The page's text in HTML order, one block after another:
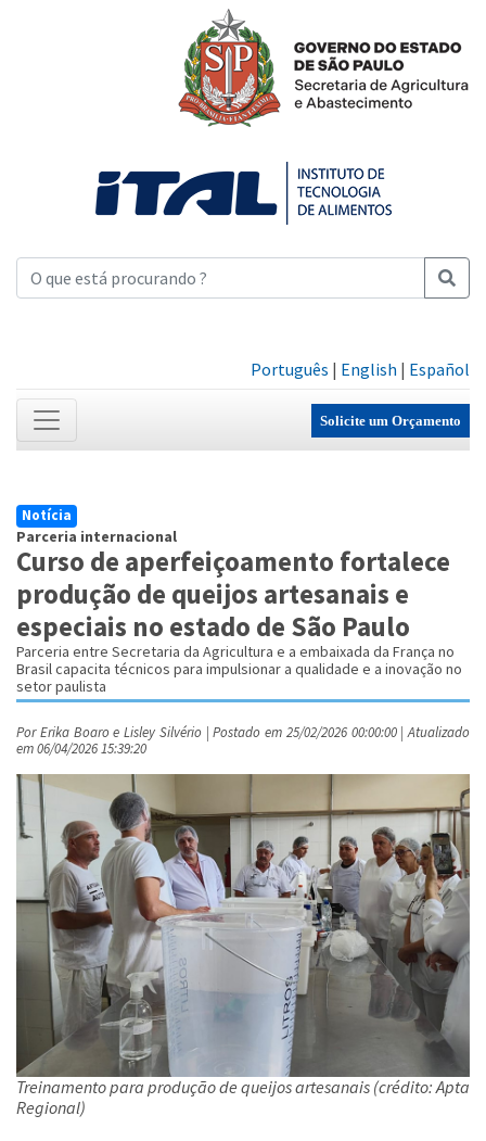
Português | English | Español
Solicite um Orçamento
Notícia
Parceria internacional
Curso de aperfeiçoamento fortalece
produção de queijos artesanais e
especiais no estado de São Paulo
Parceria entre Secretaria da Agricultura e a embaixada da França no
Brasil capacita técnicos para impulsionar a qualidade e a inovação no
setor paulista
Por Erika Boaro e Lisley Silvério | Postado em 25/02/2026 00:00:00 | Atualizado
em 06/04/2026 15:39:20
Treinamento para produção de queijos artesanais (crédito: Apta
Regional)